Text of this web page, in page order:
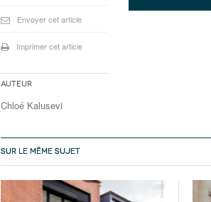
Envoyer cet article
Imprimer cet article
Auteur
Chloé Kalusevi
SUR LE MÊME SUJET